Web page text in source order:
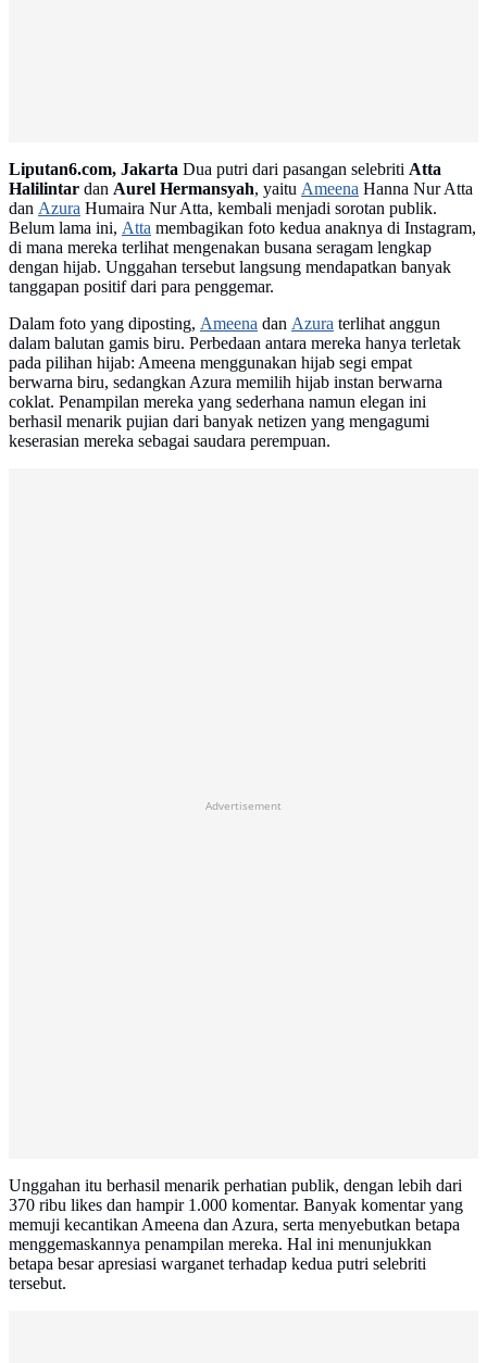
Liputan6.com, Jakarta Dua putri dari pasangan selebriti Atta
Halilintar dan Aurel Hermansyah, yaitu Ameena Hanna Nur Atta
dan Azura Humaira Nur Atta, kembali menjadi sorotan publik.
Belum lama ini, Atta membagikan foto kedua anaknya di Instagram,
di mana mereka terlihat mengenakan busana seragam lengkap
dengan hijab. Unggahan tersebut langsung mendapatkan banyak
tanggapan positif dari para penggemar.
Dalam foto yang diposting, Ameena dan Azura terlihat anggun
dalam balutan gamis biru. Perbedaan antara mereka hanya terletak
pada pilihan hijab: Ameena menggunakan hijab segi empat
berwarna biru, sedangkan Azura memilih hijab instan berwarna
coklat. Penampilan mereka yang sederhana namun elegan ini
berhasil menarik pujian dari banyak netizen yang mengagumi
keserasian mereka sebagai saudara perempuan.
Advertisement
Unggahan itu berhasil menarik perhatian publik, dengan lebih dari
370 ribu likes dan hampir 1.000 komentar. Banyak komentar yang
memuji kecantikan Ameena dan Azura, serta menyebutkan betapa
menggemaskannya penampilan mereka. Hal ini menunjukkan
betapa besar apresiasi warganet terhadap kedua putri selebriti
tersebut.